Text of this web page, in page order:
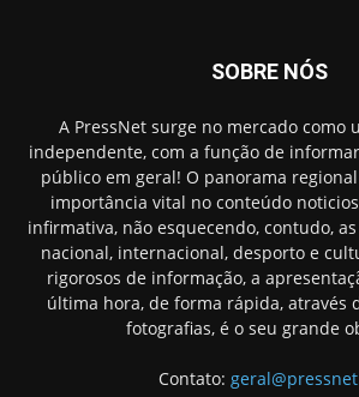
SOBRE NÓS
A PressNet surge no mercado como
independente, com a função de
público em geral! O panorama
importância vital no conteúdo
infirmativa, não esquecendo, contudo,
nacional, internacional, desporto e
rigorosos de informação, a
última hora, de forma rápida, através
fotografias, é o seu grande
Contato: